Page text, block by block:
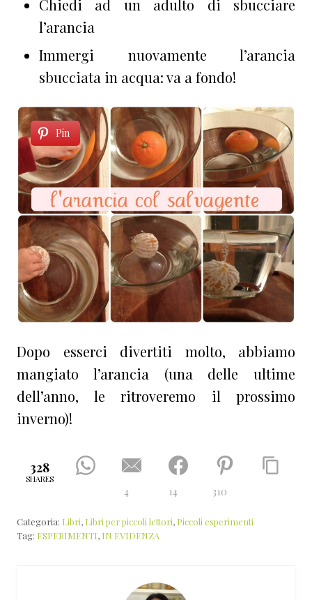
Chiedi ad un adulto di sbucciare
l’arancia
Immergi nuovamente l’arancia
sbucciata in acqua: va a fondo!
Pin
Dopo esserci divertiti molto, abbiamo
mangiato l’arancia (una delle ultime
dell’anno, le ritroveremo il prossimo
inverno)!
328
SHARES
4 14 310
Categoria: Libri, Libri per piccoli lettori, Piccoli esperimenti
Tag: ESPERIMENTI, IN EVIDENZA